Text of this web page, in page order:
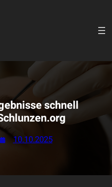
schnell
10.10.2025